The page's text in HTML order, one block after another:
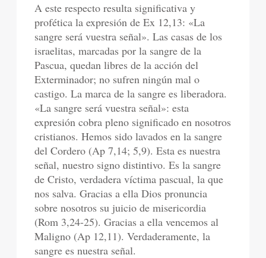
A este respecto resulta significativa y
profética la expresión de Ex 12,13: «La
sangre será vuestra señal». Las casas de los
israelitas, marcadas por la sangre de la
Pascua, quedan libres de la acción del
Exterminador; no sufren ningún mal o
castigo. La marca de la sangre es liberadora.
«La sangre será vuestra señal»: esta
expresión cobra pleno significado en nosotros
cristianos. Hemos sido lavados en la sangre
del Cordero (Ap 7,14; 5,9). Esta es nuestra
señal, nuestro signo distintivo. Es la sangre
de Cristo, verdadera víctima pascual, la que
nos salva. Gracias a ella Dios pronuncia
sobre nosotros su juicio de misericordia
(Rom 3,24-25). Gracias a ella vencemos al
Maligno (Ap 12,11). Verdaderamente, la
sangre es nuestra señal.